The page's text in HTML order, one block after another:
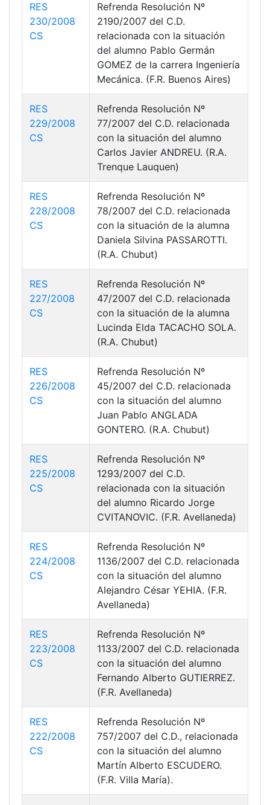
RES
230/2008
CS
Refrenda Resolución Nº
2190/2007 del C.D.
relacionada con la situación
del alumno Pablo Germán
GOMEZ de la carrera Ingeniería
Mecánica. (F.R. Buenos Aires)
RES
229/2008
CS
Refrenda Resolución Nº
77/2007 del C.D. relacionada
con la situación del alumno
Carlos Javier ANDREU. (R.A.
Trenque Lauquen)
RES
228/2008
CS
Refrenda Resolución Nº
78/2007 del C.D. relacionada
con la situación de la alumna
Daniela Silvina PASSAROTTI.
(R.A. Chubut)
RES
227/2008
CS
Refrenda Resolución Nº
47/2007 del C.D. relacionada
con la situación de la alumna
Lucinda Elda TACACHO SOLA.
(R.A. Chubut)
RES
226/2008
CS
Refrenda Resolución Nº
45/2007 del C.D. relacionada
con la situación del alumno
Juan Pablo ANGLADA
GONTERO. (R.A. Chubut)
RES
225/2008
CS
Refrenda Resolución Nº
1293/2007 del C.D.
relacionada con la situación
del alumno Ricardo Jorge
CVITANOVIC. (F.R. Avellaneda)
RES
224/2008
CS
Refrenda Resolución Nº
1136/2007 del C.D. relacionada
con la situación del alumno
Alejandro César YEHIA. (F.R.
Avellaneda)
RES
223/2008
CS
Refrenda Resolución Nº
1133/2007 del C.D. relacionada
con la situación del alumno
Fernando Alberto GUTIERREZ.
(F.R. Avellaneda)
RES
222/2008
CS
Refrenda Resolución Nº
757/2007 del C.D., relacionada
con la situación del alumno
Martín Alberto ESCUDERO.
(F.R. Villa María).